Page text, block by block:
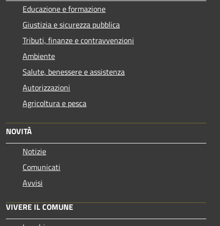
Educazione e formazione
Giustizia e sicurezza pubblica
Tributi, finanze e contravvenzioni
Ambiente
Salute, benessere e assistenza
Autorizzazioni
Agricoltura e pesca
NOVITÀ
Notizie
Comunicati
Avvisi
VIVERE IL COMUNE